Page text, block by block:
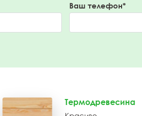
Ваш телефон*
Термодревесина